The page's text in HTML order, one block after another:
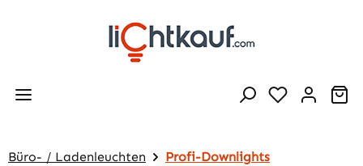
Zum Hauptinhalt springen
Büro- / Ladenleuchten Profi-Downlights